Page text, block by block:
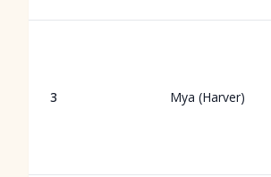
3 Mya (Harver)